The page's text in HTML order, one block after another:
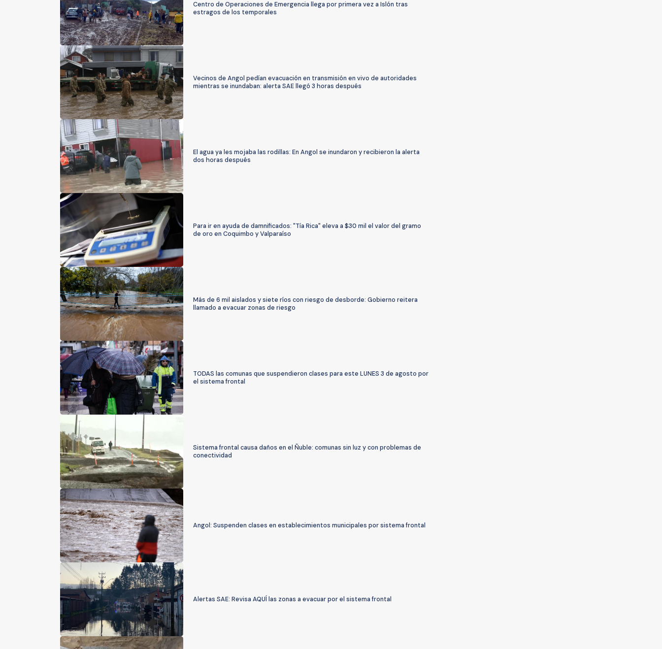
Centro de Operaciones de Emergencia llega por primera vez a Islón tras
estragos de los temporales
Vecinos de Angol pedían evacuación en transmisión en vivo de autoridades
mientras se inundaban: alerta SAE llegó 3 horas después
El agua ya les mojaba las rodillas: En Angol se inundaron y recibieron la alerta
dos horas después
Para ir en ayuda de damnificados: "Tía Rica" eleva a $30 mil el valor del gramo
de oro en Coquimbo y Valparaíso
Más de 6 mil aislados y siete ríos con riesgo de desborde: Gobierno reitera
llamado a evacuar zonas de riesgo
TODAS las comunas que suspendieron clases para este LUNES 3 de agosto por
el sistema frontal
Sistema frontal causa daños en el Ñuble: comunas sin luz y con problemas de
conectividad
Angol: Suspenden clases en establecimientos municipales por sistema frontal
Alertas SAE: Revisa AQUÍ las zonas a evacuar por el sistema frontal